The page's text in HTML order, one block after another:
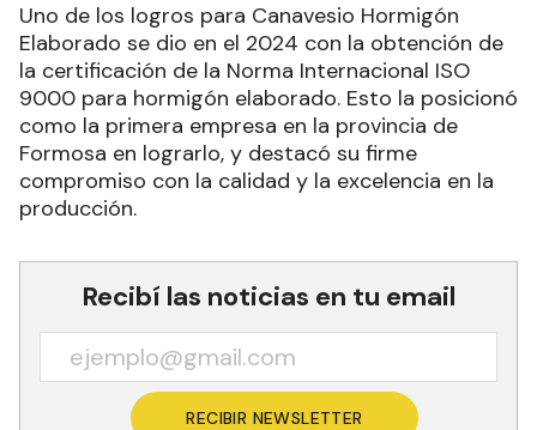
Uno de los logros para Canavesio Hormigón
Elaborado se dio en el 2024 con la obtención de
la certificación de la Norma Internacional ISO
9000 para hormigón elaborado. Esto la posicionó
como la primera empresa en la provincia de
Formosa en lograrlo, y destacó su firme
compromiso con la calidad y la excelencia en la
producción.
Recibí las noticias en tu email
RECIBIR NEWSLETTER